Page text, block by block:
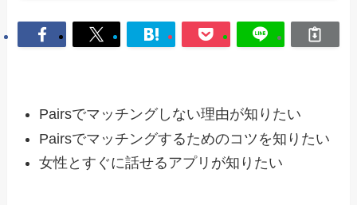
Pairsでマッチングしない理由が知りたい
Pairsでマッチングするためのコツを知りたい
女性とすぐに話せるアプリが知りたい